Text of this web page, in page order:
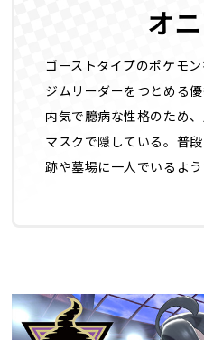
オ
ゴーストタイプのポケモ
ジムリーダーをつとめる
内気で臆病な性格のため
マスクで隠している。普
跡や墓場に一人でいるよう